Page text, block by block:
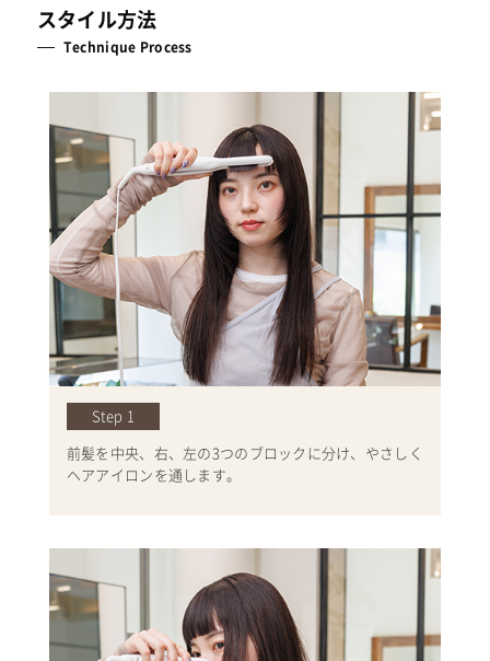
スタイル方法
Technique Process
Step 1
前髪を中央、右、左の3つのブロックに分け、やさしく
ヘアアイロンを通します。